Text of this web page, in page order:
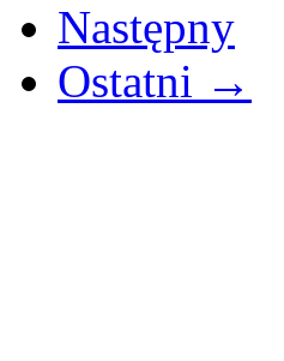
Następny
Ostatni →